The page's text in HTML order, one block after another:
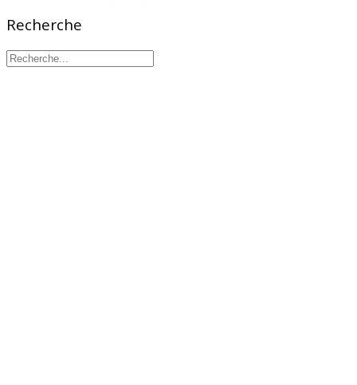
Recherche